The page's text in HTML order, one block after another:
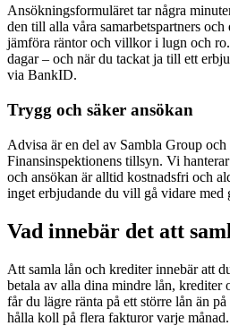
Ansökningsformuläret tar några
den till alla våra samarbetspartners
jämföra räntor och villkor i lugn och
dagar – och när du tackat ja till ett
via BankID.
Trygg och säker ansökan
Advisa är en del av Sambla Group och
Finansinspektionens tillsyn. Vi
och ansökan är alltid kostnadsfri och
inget erbjudande du vill gå vidare med
Vad innebär det att
Att samla lån och krediter innebär att
betala av alla dina mindre lån, krediter
får du lägre ränta på ett större lån än
hålla koll på flera fakturor varje månad.